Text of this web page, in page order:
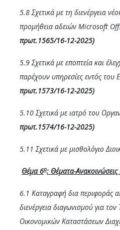
5.8 Σχετικά με τη διενέργεια
προμήθεια αδειών Microsoft
πρωτ.1565/16-12-2025)
5.9 Σχετικά με εποπτεία και
παρέχουν υπηρεσίες εντός του
πρωτ.1573/16-12-2025)
5.10 Σχετικά με ιατρό του
πρωτ.1574/16-12-2025)
5.11 Σχετικά με μισθολόγιο
Θέμα 6ο: Θέματα-
6.1 Καταγραφή δια περιφοράς
διενέργεια διαγωνισμού για τον
Οικονομικών Καταστάσεων